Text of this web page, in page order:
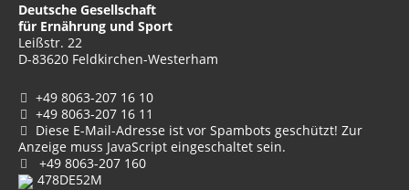
Deutsche Gesellschaft
für Ernährung und Sport
Leißstr. 22
D-83620 Feldkirchen-Westerham
+49 8063-207 16 10
+49 8063-207 16 11
Diese E-Mail-Adresse ist vor Spambots geschützt! Zur
Anzeige muss JavaScript eingeschaltet sein.
+49 8063-207 160
478DE52M